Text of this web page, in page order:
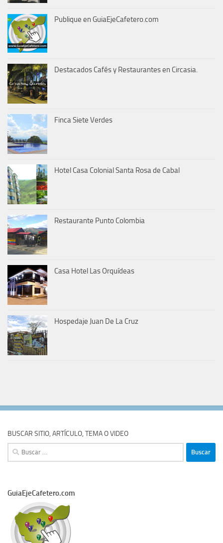
Publique en GuiaEjeCafetero.com
Destacados Cafés y Restaurantes en Circasia.
Finca Siete Verdes
Hotel Casa Colonial Santa Rosa de Cabal
Restaurante Punto Colombia
Casa Hotel Las Orquídeas
Hospedaje Juan De La Cruz
BUSCAR SITIO, ARTÍCULO, TEMA O VIDEO
Buscar:
GuiaEjeCafetero.com